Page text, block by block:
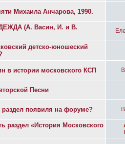
Михаила Анчарова, 1990.
(А. Васин, И. и В.
детско-юношеский
в истории московского КСП
Песни
раздел появиля на форуме?
раздел «История Московского